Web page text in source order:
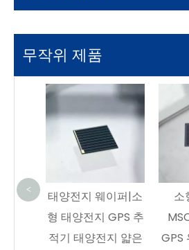
무작위 제품
퍼|소
소형 태양전지
MSCM-4.5-12.5
GPS 위치 측정기용
삼
율
중
전
<